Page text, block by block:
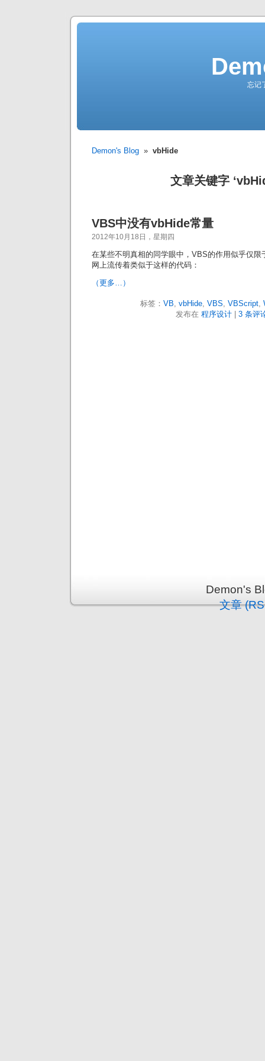
忘记
Demon's Blog » vbHide
文章关键字
VBS中没有vbHide常量
2012年10月18日，星期四
在某些不明真相的同学眼中，VBS的作用似乎仅限
网上流传着类似于这样的代码：
（更多…）
标签： VB, vbHide, VBS, VBScript,
发布在 程序设计| 3 条评
Demon's
文章